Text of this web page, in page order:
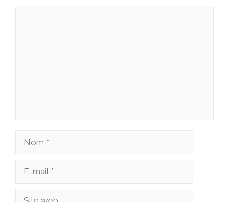
Nom
Site